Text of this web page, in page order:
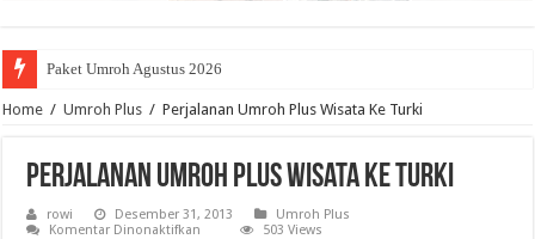
Paket Umroh Agustus 2026
Home / Umroh Plus / Perjalanan Umroh Plus Wisata Ke Turki
Perjalanan Umroh Plus Wisata Ke Turki
rowi Desember 31, 2013
Umroh Plus
Komentar Dinonaktifkan
503 Views